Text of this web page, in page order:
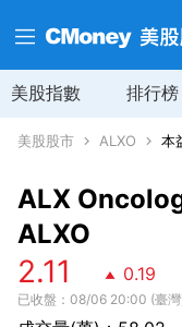
美股指數 排行榜
美股股市 ALXO 本
ALX
ALXO
2.11 0.19
已收盤：08/06 20:00 (臺灣